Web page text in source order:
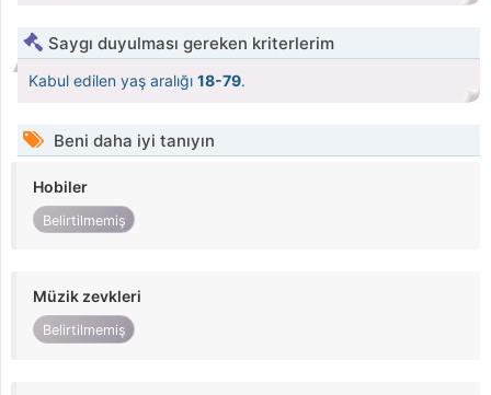
Saygı duyulması gereken kriterlerim
Kabul edilen yaş aralığı 18-79.
Beni daha iyi tanıyın
Hobiler
Belirtilmemiş
Müzik zevkleri
Belirtilmemiş